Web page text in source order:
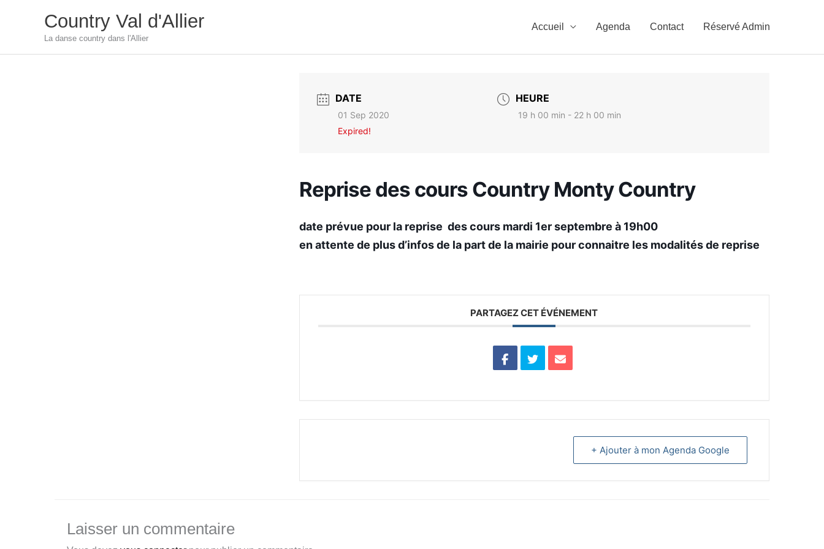
Country Val d'Allier
La danse country dans l'Allier
Accueil Agenda Contact Réservé Admin
DATE
01 Sep 2020
Expired!
HEURE
19 h 00 min - 22 h 00 min
Reprise des cours Country Monty Country
date prévue pour la reprise des cours mardi 1er septembre à 19h00
en attente de plus d’infos de la part de la mairie pour connaitre les modalités de reprise
PARTAGEZ CET ÉVÉNEMENT
+ Ajouter à mon Agenda Google
Laisser un commentaire